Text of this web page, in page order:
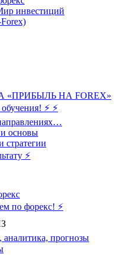
инвестиций
НА FOREX»
⚡ ⚡
основы
⚡️
по форекс! ⚡
аналитика, прогнозы